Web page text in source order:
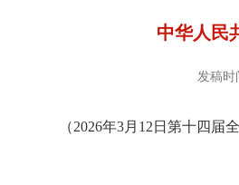
中华人民
发稿时
2026年3月 12 日第十四届